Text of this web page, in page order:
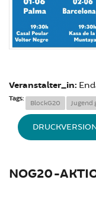
Veranstalter_in:
Tags:
BlockG20 Jugend
NOG20-